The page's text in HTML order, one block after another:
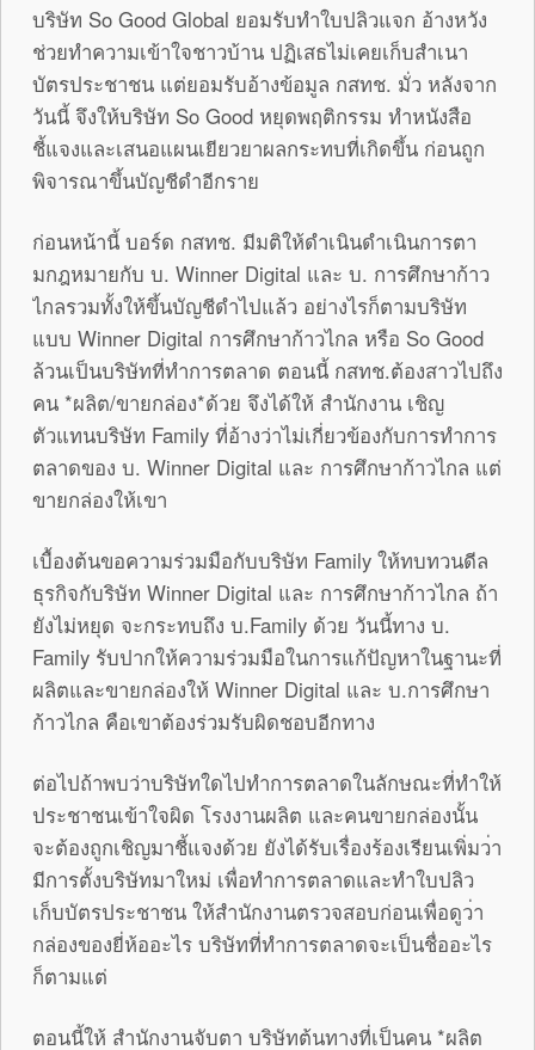
บริษัท So Good Global ยอมรับทำใบปลิวแจก อ้างหวัง
ช่วยทำความเข้าใจชาวบ้าน ปฏิเสธไม่เคยเก็บสำเนา
บัตรประชาชน แต่ยอมรับอ้างข้อมูล กสทช. มั่ว หลังจาก
วันนี้ จึงให้บริษัท So Good หยุดพฤติกรรม ทำหนังสือ
ชี้แจงและเสนอแผนเยียวยาผลกระทบที่เกิดขึ้น ก่อนถูก
พิจารณาขึ้นบัญชีดำอีกราย
ก่อนหน้านี้ บอร์ด กสทช. มีมติให้ดำเนินดำเนินการตา
มกฎหมายกับ บ. Winner Digital และ บ. การศึกษาก้าว
ไกลรวมทั้งให้ขึ้นบัญชีดำไปแล้ว อย่างไรก็ตามบริษัท
แบบ Winner Digital การศึกษาก้าวไกล หรือ So Good
ล้วนเป็นบริษัทที่ทำการตลาด ตอนนี้ กสทช.ต้องสาวไปถึง
คน *ผลิต/ขายกล่อง*ด้วย จึงได้ให้ สำนักงาน เชิญ
ตัวแทนบริษัท Family ที่อ้างว่าไม่เกี่ยวข้องกับการทำการ
ตลาดของ บ. Winner Digital และ การศึกษาก้าวไกล แต่
ขายกล่องให้เขา
เบื้องต้นขอความร่วมมือกับบริษัท Family ให้ทบทวนดีล
ธุรกิจกับริษัท Winner Digital และ การศึกษาก้าวไกล ถ้า
ยังไม่หยุด จะกระทบถึง บ.Family ด้วย วันนี้ทาง บ.
Family รับปากให้ความร่วมมือในการแก้ปัญหาในฐานะที่
ผลิตและขายกล่องให้ Winner Digital และ บ.การศึกษา
ก้าวไกล คือเขาต้องร่วมรับผิดชอบอีกทาง
ต่อไปถ้าพบว่าบริษัทใดไปทำการตลาดในลักษณะที่ทำให้
ประชาชนเข้าใจผิด โรงงานผลิต และคนขายกล่องนั้น
จะต้องถูกเชิญมาชี้แจงด้วย ยังได้รับเรื่องร้องเรียนเพิ่มว่า
มีการตั้งบริษัทมาใหม่ เพื่อทำการตลาดและทำใบปลิว
เก็บบัตรประชาชน ให้สำนักงานตรวจสอบก่อนเพื่อดูว่า
กล่องของยี่ห้ออะไร บริษัทที่ทำการตลาดจะเป็นชื่ออะไร
ก็ตามแต่
ตอนนี้ให้ สำนักงานจับตา บริษัทต้นทางที่เป็นคน *ผลิต